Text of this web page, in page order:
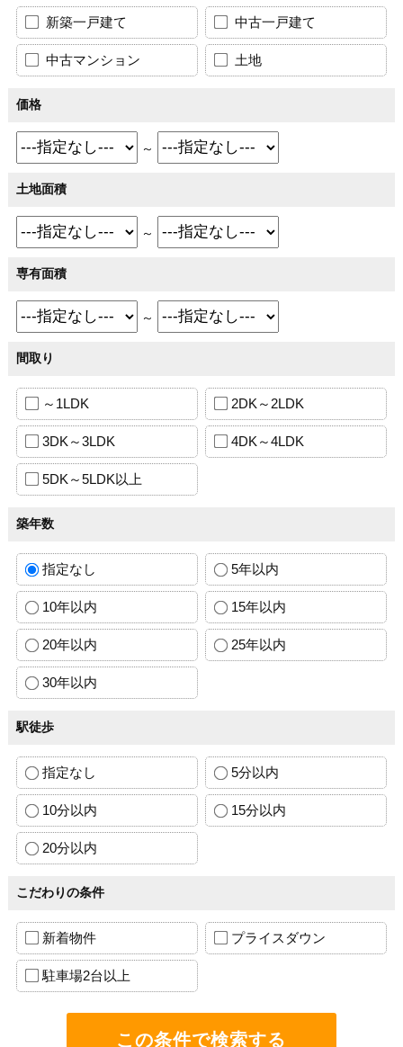
新築一戸建て 中古一戸建て
中古マンション 土地
価格
～
土地面積
～
専有面積
～
間取り
～1LDK 2DK～2LDK
3DK～3LDK 4DK～4LDK
5DK～5LDK以上
築年数
指定なし 5年以内
10年以内 15年以内
20年以内 25年以内
30年以内
駅徒歩
指定なし 5分以内
10分以内 15分以内
20分以内
こだわりの条件
新着物件 プライスダウン
駐車場2台以上